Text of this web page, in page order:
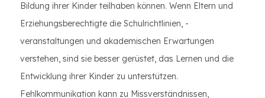
Bildung ihrer Kinder teilhaben können. Wenn Eltern und
Erziehungsberechtigte die Schulrichtlinien, -
veranstaltungen und akademischen Erwartungen
verstehen, sind sie besser gerüstet, das Lernen und die
Entwicklung ihrer Kinder zu unterstützen.
Fehlkommunikation kann zu Missverständnissen,